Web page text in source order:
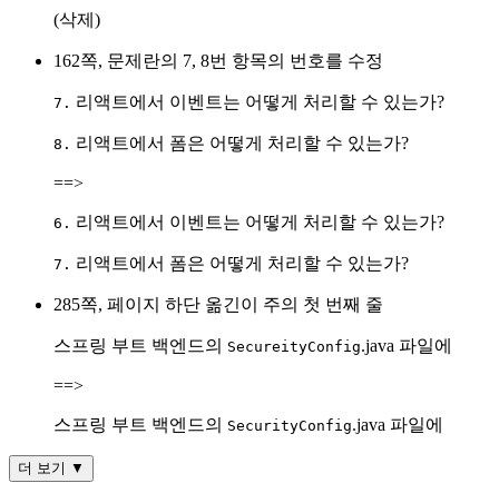
(삭제)
162쪽, 문제란의 7, 8번 항목의 번호를 수정
7. 리액트에서 이벤트는 어떻게 처리할 수 있는가?
8. 리액트에서 폼은 어떻게 처리할 수 있는가?
==>
6. 리액트에서 이벤트는 어떻게 처리할 수 있는가?
7. 리액트에서 폼은 어떻게 처리할 수 있는가?
285쪽, 페이지 하단 옮긴이 주의 첫 번째 줄
스프링 부트 백엔드의 SecureityConfig.java 파일에
==>
스프링 부트 백엔드의 SecurityConfig.java 파일에
더 보기 ▼